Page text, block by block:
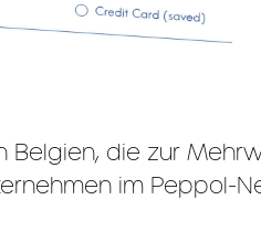
Belgien, die zur
im Peppol-